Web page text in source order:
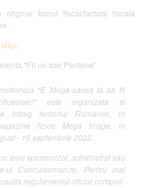
fiscal/factura fiscala
un star Pantene"
"E Mega-sansa ta sa fii
este organizata si
teritoriul Romaniei, in
fizice Mega Image, in
2022.
administrat sau
Pentru mai
oficial complet.